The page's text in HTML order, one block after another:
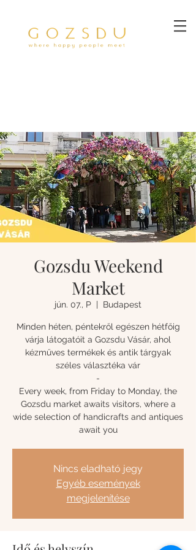
Gozsdu Weekend
Market
jún. 07., P
  |
Budapest
Minden héten, péntekről egészen hétfőig
várja látogatóit a Gozsdu Vásár, ahol
kézműves termékek és antik tárgyak
széles választéka vár
-
Every week, from Friday to Monday, the
Gozsdu market awaits visitors, where a
wide selection of handicrafts and antiques
await you
Nincs eladható jegy
Egyéb események
megjelenítése